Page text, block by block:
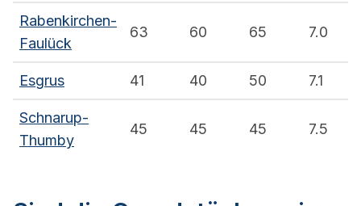
Rabenkirchen-
Faulück
63 60 65 7.0
Esgrus 41 40 50 7.1
Schnarup-
Thumby
45 45 45 7.5